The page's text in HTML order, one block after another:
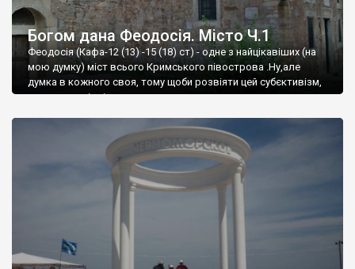
Богом дана Феодосія. Місто Ч.1
Феодосія (Кафа-12 (13) -15 (18) ст) - одне з найцікавіших (на
мою думку) міст всього Кримського півострова .Ну,але
думка в кожного своя, тому щоби розвіяти цей субєктивізм,
запрошую відвідати це